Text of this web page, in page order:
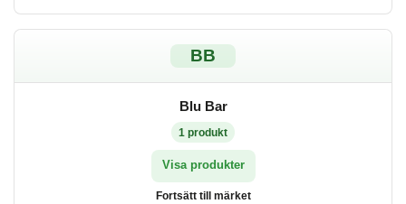
BB
Blu Bar
1 produkt
Visa produkter
Fortsätt till märket